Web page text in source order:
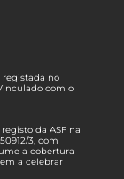
registada no
com o
da ASF na
3, com
a cobertura
a celebrar